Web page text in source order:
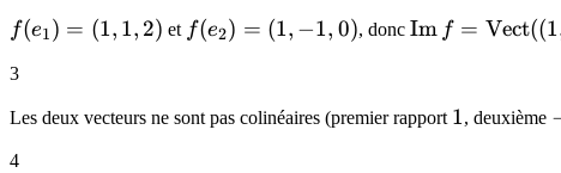
f(e_1)=
f(e1) = (1, 1, 2) et f(e_2)=
f(e2) = (1, −1, 0), donc Im f = Vect((1
3
Les deux vecteurs ne sont pas colinéaires (premier rapport 1
1, deuxième
4